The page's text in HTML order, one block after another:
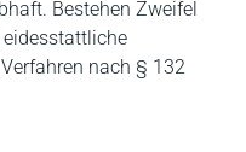
Bestehen Zweifel
nach § 132